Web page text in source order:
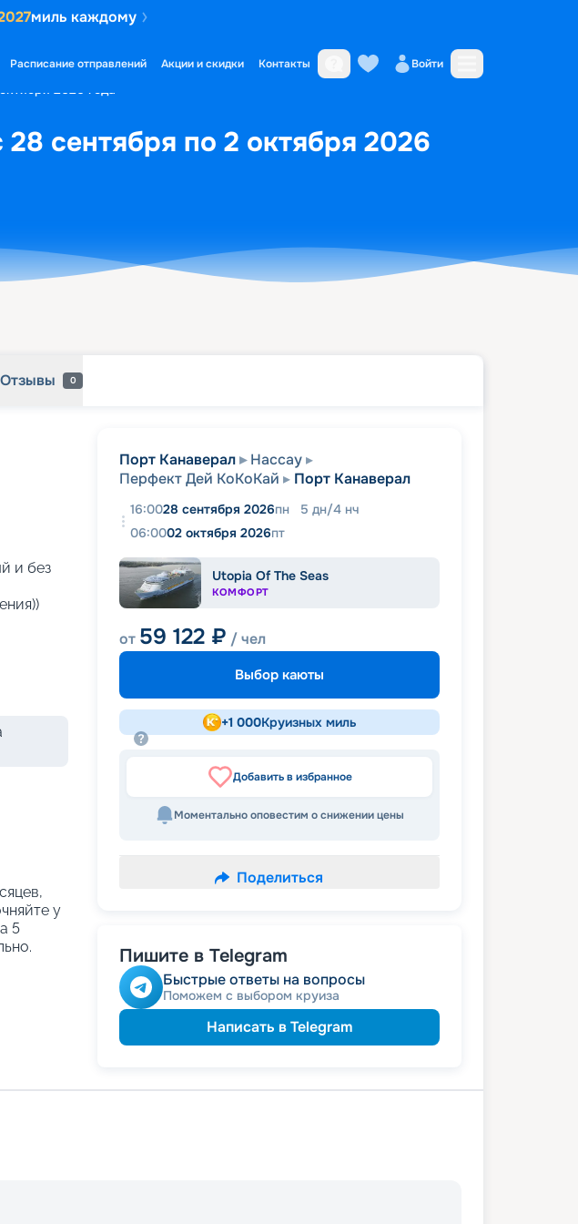
миль каждому
Расписание отправлений Акции и скидки Контакты Войти
2026 года
сентября по 2 октября 2026
Отзывы 0
и без
у
5
Порт Канаверал
Нассау
Перфект Дей КоКоКай
Порт Канаверал
16:0028 сентября 2026пн 5 дн/4 нч
06:0002 октября 2026пт
Utopia Of The Seas
КОМФОРТ
от 59 122 ₽ / чел
Выбор каюты
+1 000Круизных миль
Добавить в избранное
Моментально оповестим о снижении цены
Поделиться
Пишите в Telegram
Быстрые ответы на вопросы
Поможем с выбором круиза
Написать в Telegram